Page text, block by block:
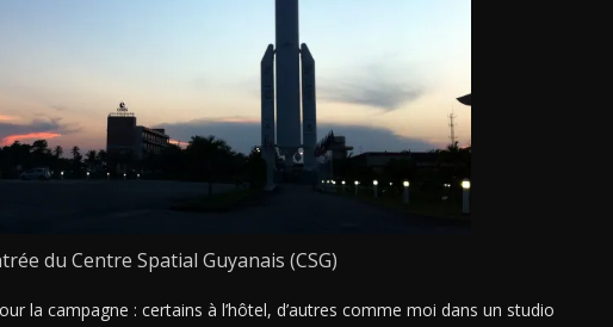
du Centre Spatial Guyanais (CSG)
la campagne : certains à l’hôtel, d’autres comme moi dans un studio